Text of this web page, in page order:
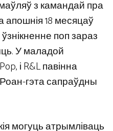
з камандай пра
апошнія 18 месяцаў
поп зараз
У маладой
і R&L павінна
гэта сапраўдны
могуць атрымліваць